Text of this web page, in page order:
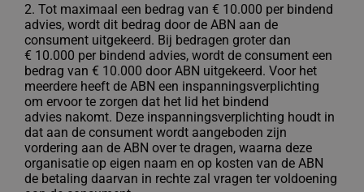
2. Tot maximaal een bedrag van € 10.000 per bindend
advies, wordt dit bedrag door de ABN aan de
consument uitgekeerd. Bij bedragen groter dan
€ 10.000 per bindend advies, wordt de consument een
bedrag van € 10.000 door ABN uitgekeerd. Voor het
meerdere heeft de ABN een inspanningsverplichting
om ervoor te zorgen dat het lid het bindend
advies nakomt. Deze inspanningsverplichting houdt in
dat aan de consument wordt aangeboden zijn
vordering aan de ABN over te dragen, waarna deze
organisatie op eigen naam en op kosten van de ABN
de betaling daarvan in rechte zal vragen ter voldoening